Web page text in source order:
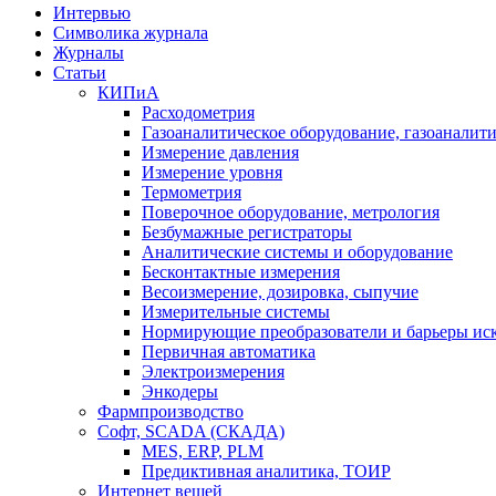
Интервью
Символика журнала
Журналы
Статьи
КИПиА
Расходометрия
Газоаналитическое оборудование,
Измерение давления
Измерение уровня
Термометрия
Поверочное оборудование, метрология
Безбумажные регистраторы
Аналитические системы и оборудование
Бесконтактные измерения
Весоизмерение, дозировка, сыпучие
Измерительные системы
Нормирующие преобразователи и барьеры
Первичная автоматика
Электроизмерения
Энкодеры
Фармпроизводство
Софт, SCADA (СКАДА)
MES, ERP, PLM
Предиктивная аналитика, ТОИР
Интернет вещей